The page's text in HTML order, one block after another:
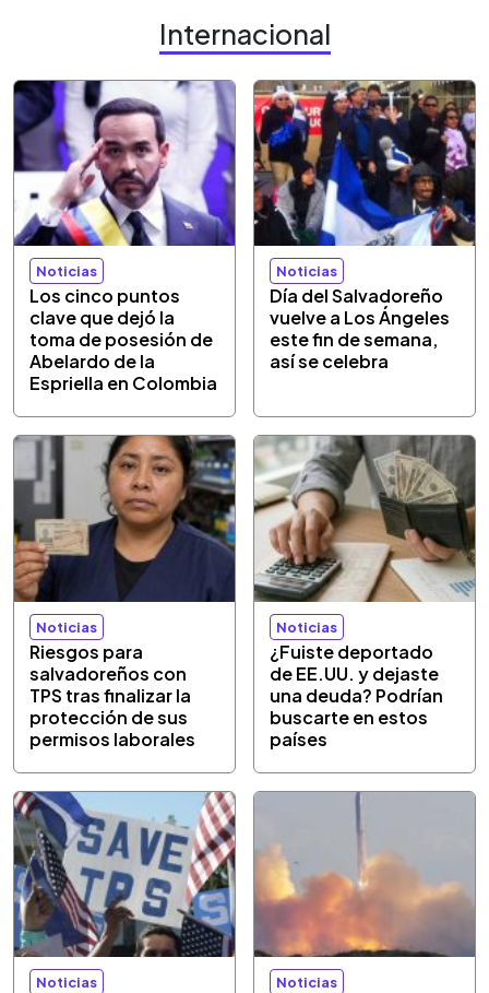
Internacional
Noticias
Los cinco puntos
clave que dejó la
toma de posesión de
Abelardo de la
Espriella en Colombia
Noticias
Día del Salvadoreño
vuelve a Los Ángeles
este fin de semana,
así se celebra
Noticias
Riesgos para
salvadoreños con
TPS tras finalizar la
protección de sus
permisos laborales
Noticias
¿Fuiste deportado
de EE.UU. y dejaste
una deuda? Podrían
buscarte en estos
países
Noticias Noticias